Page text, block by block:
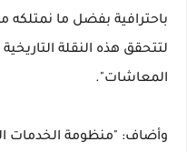
باحترافية بفضل ما نمتلكه
لتتحقق هذه النقلة
المعاشات".
وأضاف: "منظومة الخدمات